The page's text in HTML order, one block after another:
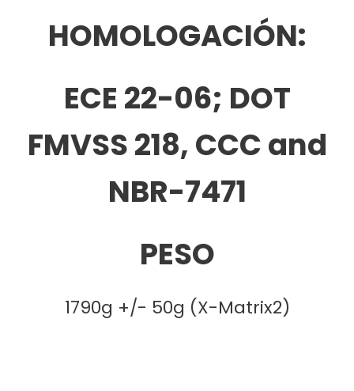
HOMOLOGACIÓN:
ECE 22-06; DOT
FMVSS 218, CCC and
NBR-7471
PESO
1790g +/- 50g (X-Matrix2)